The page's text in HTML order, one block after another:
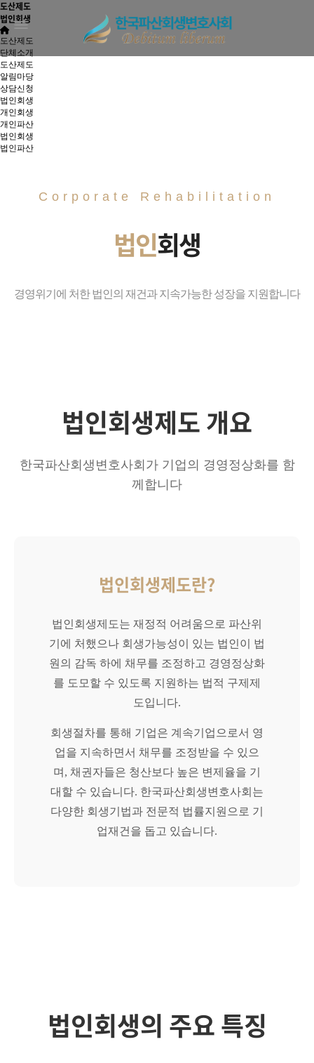
도산제도
법인회생
도산제도
단체소개
도산제도
알림마당
상담신청
법인회생
개인회생
개인파산
법인회생
법인파산
Corporate Rehabilitation
법인회생
경영위기에 처한 법인의 재건과 지속가능한 성장을 지원합니다
법인회생제도 개요
한국파산회생변호사회가 기업의 경영정상화를 함
께합니다
법인회생제도란?
법인회생제도는 재정적 어려움으로 파산위
기에 처했으나 회생가능성이 있는 법인이 법
원의 감독 하에 채무를 조정하고 경영정상화
를 도모할 수 있도록 지원하는 법적 구제제
도입니다.
회생절차를 통해 기업은 계속기업으로서 영
업을 지속하면서 채무를 조정받을 수 있으
며, 채권자들은 청산보다 높은 변제율을 기
대할 수 있습니다. 한국파산회생변호사회는
다양한 회생기법과 전문적 법률지원으로 기
업재건을 돕고 있습니다.
법인회생의 주요 특징